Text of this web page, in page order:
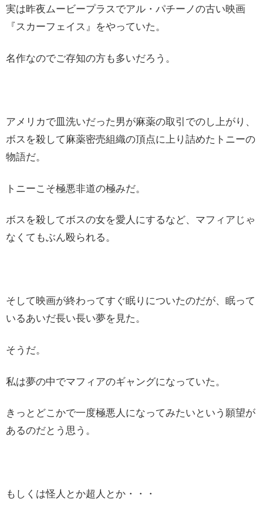
実は昨夜ムービープラスでアル・パチーノの古い映画
『スカーフェイス』をやっていた。
名作なのでご存知の方も多いだろう。
アメリカで皿洗いだった男が麻薬の取引でのし上がり、
ボスを殺して麻薬密売組織の頂点に上り詰めたトニーの
物語だ。
トニーこそ極悪非道の極みだ。
ボスを殺してボスの女を愛人にするなど、マフィアじゃ
なくてもぶん殴られる。
そして映画が終わってすぐ眠りについたのだが、眠って
いるあいだ長い長い夢を見た。
そうだ。
私は夢の中でマフィアのギャングになっていた。
きっとどこかで一度極悪人になってみたいという願望が
あるのだとう思う。
もしくは怪人とか超人とか・・・